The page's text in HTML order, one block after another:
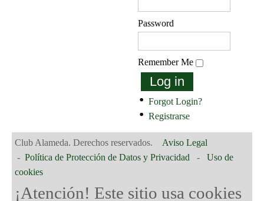
Password
Remember Me
Log in
Forgot Login?
Registrarse
Club Alameda. Derechos reservados. Aviso Legal
- Política de Protección de Datos y Privacidad - Uso de
cookies
¡Atención! Este sitio usa cookies